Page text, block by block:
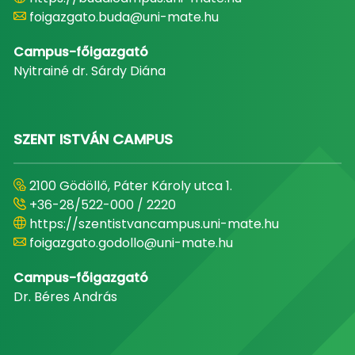
foigazgato.buda@uni-mate.hu
Campus-főigazgató
Nyitrainé dr. Sárdy Diána
SZENT ISTVÁN CAMPUS
2100 Gödöllő, Páter Károly utca 1.
+36-28/522-000 / 2220
https://szentistvancampus.uni-mate.hu
foigazgato.godollo@uni-mate.hu
Campus-főigazgató
Dr. Béres András